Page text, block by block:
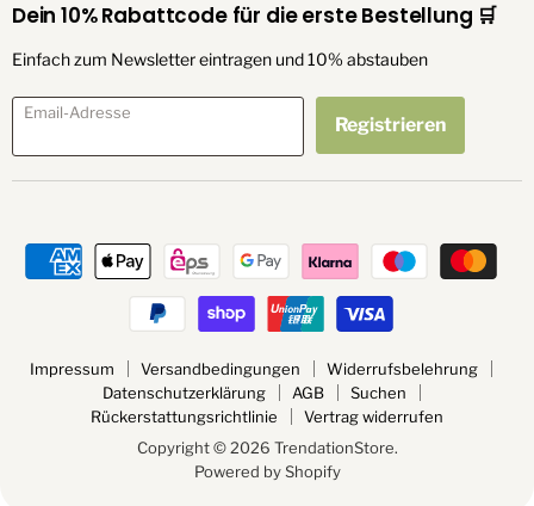
Dein 10% Rabattcode für die erste Bestellung 🛒
Einfach zum Newsletter eintragen und 10% abstauben
Email-Adresse
Registrieren
Impressum Versandbedingungen
Widerrufsbelehrung
Datenschutzerklärung
AGB
Suchen
Rückerstattungsrichtlinie
Vertrag widerrufen
Copyright © 2026 TrendationStore.
Powered by Shopify